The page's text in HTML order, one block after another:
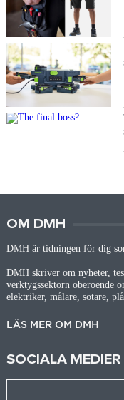
OM DMH
DMH är tidningen för dig
DMH skriver om nyheter,
verktygssektorn oberoende
elektriker, målare, sotare,
LÄS MER OM DMH
SOCIALA MEDIER